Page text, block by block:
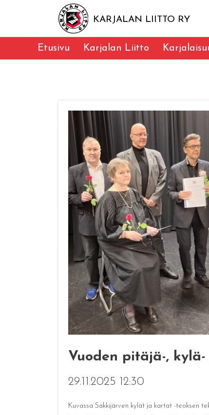
KARJALAN LIITTO RY
Etusivu Karjalan Liitto
Vuoden pitäjä-,
29.11.2025 12:30
Kuvassa Säkkijärven kylät ja kartat -teoksen